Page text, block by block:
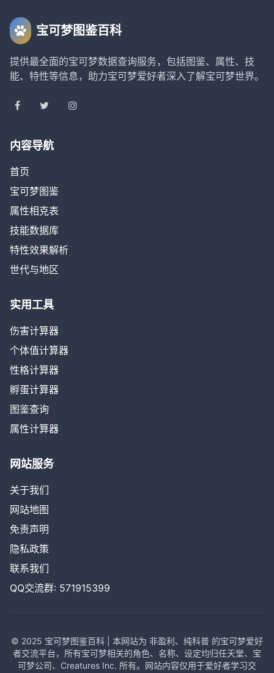
宝可梦图鉴百科
提供最全面的宝可梦数据查询服务，包括图鉴、属性、技
能、特性等信息，助力宝可梦爱好者深入了解宝可梦世界。
内容导航
首页
宝可梦图鉴
属性相克表
技能数据库
特性效果解析
世代与地区
实用工具
伤害计算器
个体值计算器
性格计算器
孵蛋计算器
图鉴查询
属性计算器
网站服务
关于我们
网站地图
免责声明
隐私政策
联系我们
QQ交流群: 571915399
© 2025 宝可梦图鉴百科 | 本网站为 非盈利、纯科普 的宝可梦爱好
者交流平台，所有宝可梦相关的角色、名称、设定均归任天堂、宝
可梦公司、Creatures Inc. 所有。网站内容仅用于爱好者学习交